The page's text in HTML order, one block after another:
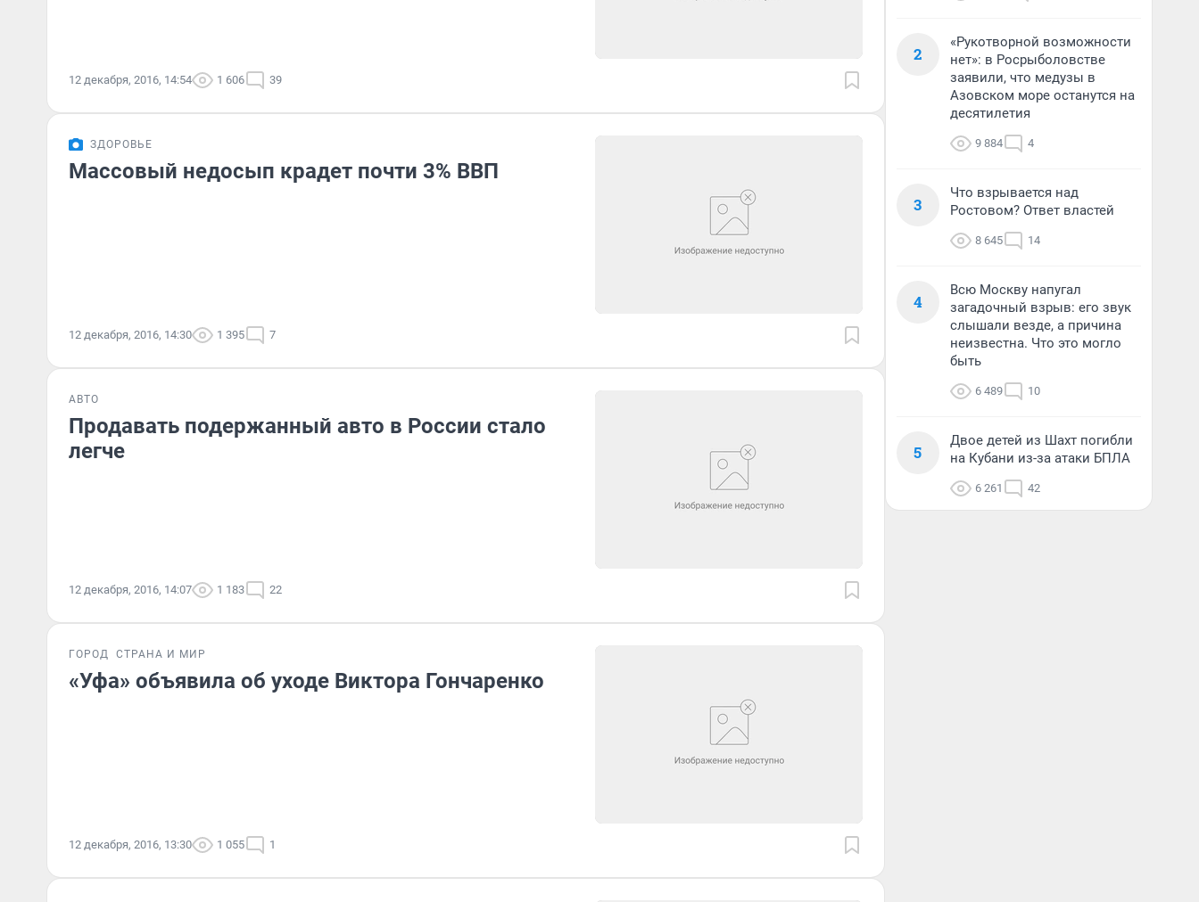
12 декабря, 2016, 14:54 1 606 39
ЗДОРОВЬЕ
Массовый недосып крадет почти 3% ВВП
12 декабря, 2016, 14:30 1 395 7
АВТО
Продавать подержанный авто в России стало
легче
12 декабря, 2016, 14:07 1 183 22
ГОРОД СТРАНА И МИР
«Уфа» объявила об уходе Виктора Гончаренко
12 декабря, 2016, 13:30 1 055 1
2
«Рукотворной возможности
нет»: в Росрыболовстве
заявили, что медузы в
Азовском море останутся на
десятилетия
9 884 4
3
Что взрывается над
Ростовом? Ответ властей
8 645 14
4
Всю Москву напугал
загадочный взрыв: его звук
слышали везде, а причина
неизвестна. Что это могло
быть
6 489 10
5
Двое детей из Шахт погибли
на Кубани из-за атаки БПЛА
6 261 42